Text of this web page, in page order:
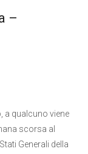
–
a qualcuno viene
scorsa al
Generali della